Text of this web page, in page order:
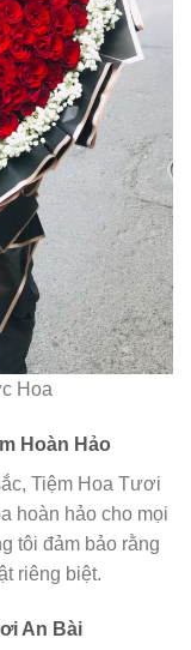
Hoa
Hoàn Hảo
Tiệm Hoa Tươi
hoàn hảo cho mọi
tôi đảm bảo rằng
riêng biệt.
An Bài